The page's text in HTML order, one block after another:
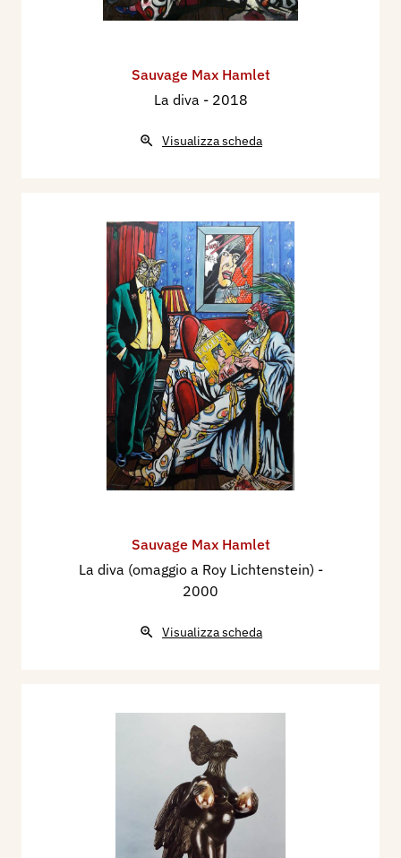
Sauvage Max Hamlet
La diva - 2018
Visualizza scheda
Sauvage Max Hamlet
La diva (omaggio a Roy Lichtenstein) -
2000
Visualizza scheda